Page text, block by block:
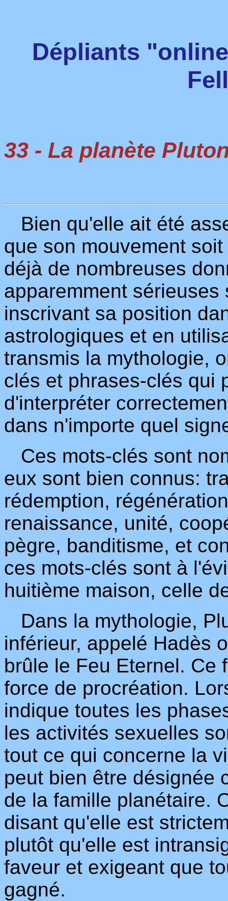
Dépliants
33 - La planète
Bien qu'elle ait été
que son mouvement
déjà de nombreuses
apparemment
inscrivant sa position
astrologiques et en
transmis la mythologie,
clés et phrases-clés qui
d'interpréter
dans n'importe quel
Ces mots-clés sont
eux sont bien connus:
rédemption,
renaissance, unité,
pègre, banditisme, et
ces mots-clés sont à
huitième maison, celle
Dans la mythologie,
inférieur, appelé Hadès
brûle le Feu Eternel. Ce
force de procréation.
indique toutes les
les activités sexuelles
tout ce qui concerne la
peut bien être désignée
de la famille planétaire.
disant qu'elle est
plutôt qu'elle est
faveur et exigeant que
gagné.